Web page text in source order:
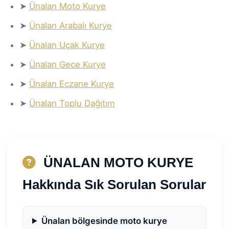
➤ Ünalan Moto Kurye
➤ Ünalan Arabalı Kurye
➤ Ünalan Uçak Kurye
➤ Ünalan Gece Kurye
➤ Ünalan Eczane Kurye
➤ Ünalan Toplu Dağıtım
ÜNALAN MOTO KURYE
Hakkında Sık Sorulan Sorular
Ünalan bölgesinde moto kurye